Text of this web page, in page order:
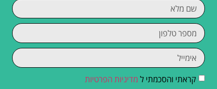
קראתי והסכמתי ל מדיניות הפרטיות